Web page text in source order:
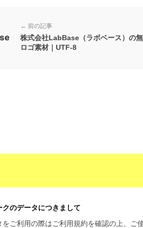
← 前の記事
株式会社LabBase（ラボベース）の
ロゴ素材｜UTF-8
のデータにつきまして
をご利用の際はご利用規約を確認の上、